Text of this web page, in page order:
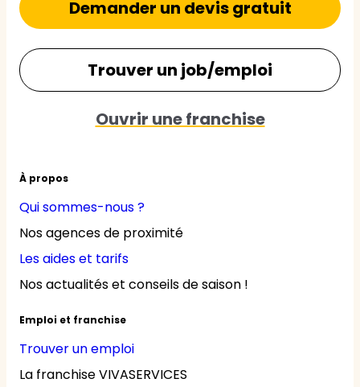
À propos
Qui sommes-nous ?
Nos agences de proximité
Les aides et tarifs
Nos actualités et conseils de saison !
Emploi et franchise
Trouver un emploi
La franchise VIVASERVICES
Demander un devis gratuit
Trouver un job/emploi
Ouvrir une franchise